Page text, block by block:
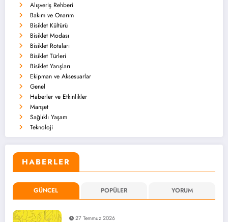
Alışveriş Rehberi
Bakım ve Onarım
Bisiklet Kültürü
Bisiklet Modası
Bisiklet Rotaları
Bisiklet Türleri
Bisiklet Yarışları
Ekipman ve Aksesuarlar
Genel
Haberler ve Etkinlikler
Manşet
Sağlıklı Yaşam
Teknoloji
HABERLER
GÜNCEL POPÜLER YORUM
27 Temmuz 2026